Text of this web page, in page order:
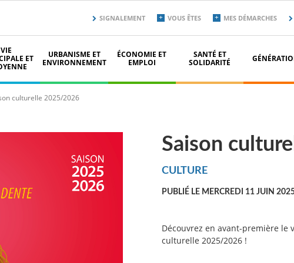
secondaire
top
SIGNALEMENT VOUS ÊTES MES DÉMARCHES
VIE
ET
URBANISME ET
ENVIRONNEMENT
ÉCONOMIE ET
EMPLOI
SANTÉ ET
SOLIDARITÉ
culturelle 2025/2026
Saison
CULTURE
PUBLIÉ LE MERCREDI 11 JUIN
Découvrez en avant-première
culturelle 2025/2026 !